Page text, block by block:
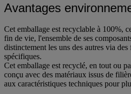
Avantages
Cet emballage est recyclable à 100%,
fin de vie, l'ensemble de ses
distinctement les uns des autres via
spécifiques.
Cet emballage est recyclé, en tout ou
conçu avec des matériaux issus de
aux caractéristiques techniques pour